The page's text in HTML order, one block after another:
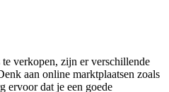
verkopen, zijn er verschillende
aan online marktplaatsen zoals
ervoor dat je een goede